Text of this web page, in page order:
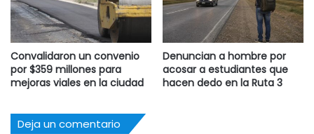
Convalidaron un convenio
por $359 millones para
mejoras viales en la ciudad
Denuncian a hombre por
acosar a estudiantes que
hacen dedo en la Ruta 3
Deja un comentario